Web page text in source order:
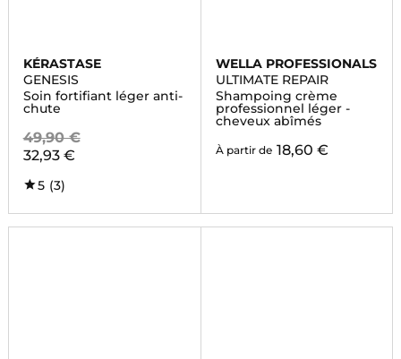
KÉRASTASE
GENESIS
Soin fortifiant léger anti-
chute
49,90 €
32,93 €
5 (3)
WELLA PROFESSIONALS
ULTIMATE REPAIR
Shampoing crème
professionnel léger -
cheveux abîmés
À partir de 18,60 €